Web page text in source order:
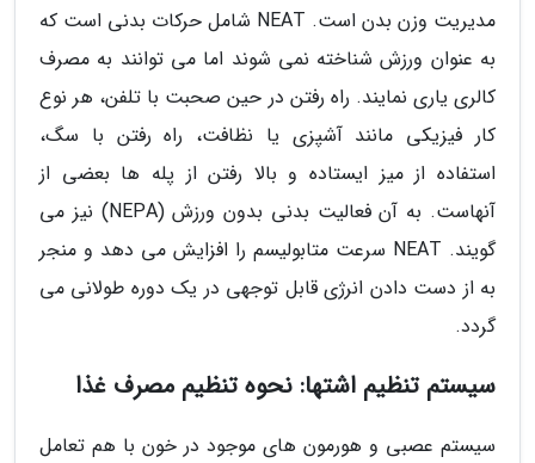
مدیریت وزن بدن است. NEAT شامل حرکات بدنی است که
به عنوان ورزش شناخته نمی شوند اما می توانند به مصرف
کالری یاری نمایند. راه رفتن در حین صحبت با تلفن، هر نوع
کار فیزیکی مانند آشپزی یا نظافت، راه رفتن با سگ،
استفاده از میز ایستاده و بالا رفتن از پله ها بعضی از
آنهاست. به آن فعالیت بدنی بدون ورزش (NEPA) نیز می
گویند. NEAT سرعت متابولیسم را افزایش می دهد و منجر
به از دست دادن انرژی قابل توجهی در یک دوره طولانی می
گردد.
سیستم تنظیم اشتها: نحوه تنظیم مصرف غذا
سیستم عصبی و هورمون های موجود در خون با هم تعامل